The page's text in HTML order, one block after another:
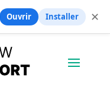
Ouvrir Installer ✕